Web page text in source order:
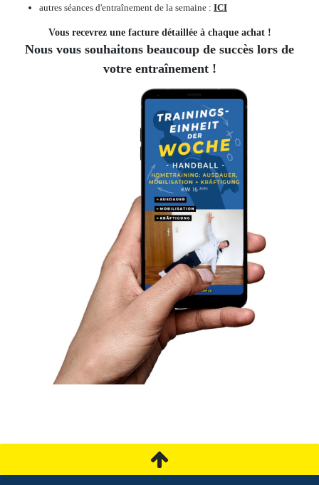
autres séances d'entraînement de la semaine : ICI
Vous recevrez une facture détaillée à chaque achat !
Nous vous souhaitons beaucoup de succès lors de
votre entraînement !